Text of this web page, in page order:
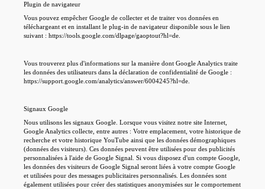
Plugin de navigateur
Vous pouvez empêcher Google de collecter et de traiter vos données en
téléchargeant et en installant le plug-in de navigateur disponible sous le lien
suivant : https://tools.google.com/dlpage/gaoptout?hl=de.
Vous trouverez plus d'informations sur la manière dont Google Analytics traite
les données des utilisateurs dans la déclaration de confidentialité de Google :
https://support.google.com/analytics/answer/6004245?hl=de.
Signaux Google
Nous utilisons les signaux Google. Lorsque vous visitez notre site Internet,
Google Analytics collecte, entre autres : Votre emplacement, votre historique de
recherche et votre historique YouTube ainsi que les données démographiques
(données des visiteurs). Ces données peuvent être utilisées pour des publicités
personnalisées à l'aide de Google Signal. Si vous disposez d'un compte Google,
les données des visiteurs de Google Signal seront liées à votre compte Google
et utilisées pour des messages publicitaires personnalisés. Les données sont
également utilisées pour créer des statistiques anonymisées sur le comportement